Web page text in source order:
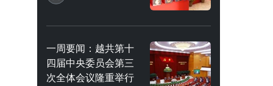
一周要闻：越共第十
四届中央委员会第三
次全体会议隆重举行